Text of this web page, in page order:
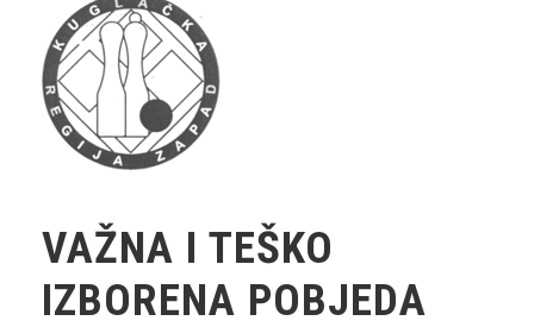
VAŽNA I TEŠKO
IZBORENA POBJEDA